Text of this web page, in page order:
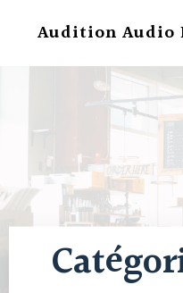
Audition Audio